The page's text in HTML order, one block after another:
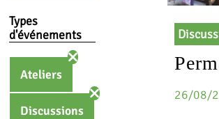
Types
d'événements
Ateliers
Discussions
26/08/